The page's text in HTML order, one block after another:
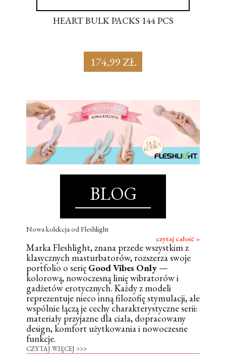
HEART BULK PACKS 144 PCS
174,99 ZŁ
BLOG
Nowa kolekcja od Fleshlight
czytaj całość »
Marka Fleshlight, znana przede wszystkim z
klasycznych masturbatorów, rozszerza swoje
portfolio o serię Good Vibes Only —
kolorową, nowoczesną linię wibratorów i
gadżetów erotycznych. Każdy z modeli
reprezentuje nieco inną filozofię stymulacji, ale
wspólnie łączą je cechy charakterystyczne serii:
materiały przyjazne dla ciała, dopracowany
design, komfort użytkowania i nowoczesne
funkcje.
CZYTAJ WIĘCEJ >>>